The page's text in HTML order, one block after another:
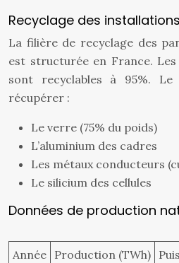
Recyclage des installations
La filière de recyclage des
est structurée en France.
sont recyclables à 95%.
récupérer :
Le verre (75% du poids)
L’aluminium des cadres
Les métaux conducteurs
Le silicium des cellules
Données de production
Année Production (TWh)